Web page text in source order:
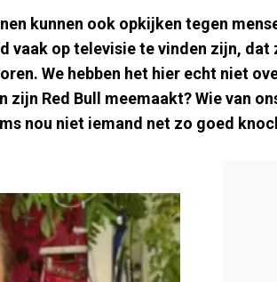
kunnen ook opkijken tegen
vaak op televisie te vinden zijn,
We hebben het hier echt niet
Red Bull meemaakt? Wie van
nou niet iemand net zo goed